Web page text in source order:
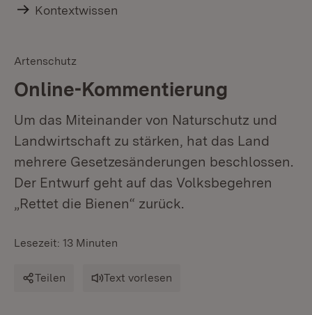
Kontextwissen
Artenschutz
Online-Kommentierung
Um das Miteinander von Naturschutz und
Landwirtschaft zu stärken, hat das Land
mehrere Gesetzesänderungen beschlossen.
Der Entwurf geht auf das Volksbegehren
„Rettet die Bienen“ zurück.
Lesezeit: 13 Minuten
Teilen Text vorlesen